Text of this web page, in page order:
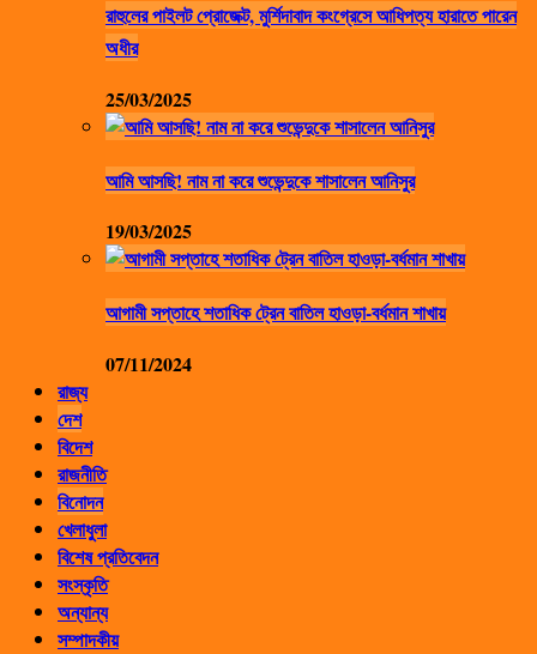
রাহুলের পাইলট প্রোজেক্ট, মুর্শিদাবাদ কংগ্রেসে আধিপত্য হারাতে পারেন
অধীর
25/03/2025
আমি আসছি! নাম না করে শুভেন্দুকে শাসালেন আনিসুর
19/03/2025
আগামী সপ্তাহে শতাধিক ট্রেন বাতিল হাওড়া-বর্ধমান শাখায়
07/11/2024
রাজ্য
দেশ
বিদেশ
রাজনীতি
বিনোদন
খেলাধুলা
বিশেষ প্রতিবেদন
সংস্কৃতি
অন্যান্য
সম্পাদকীয়